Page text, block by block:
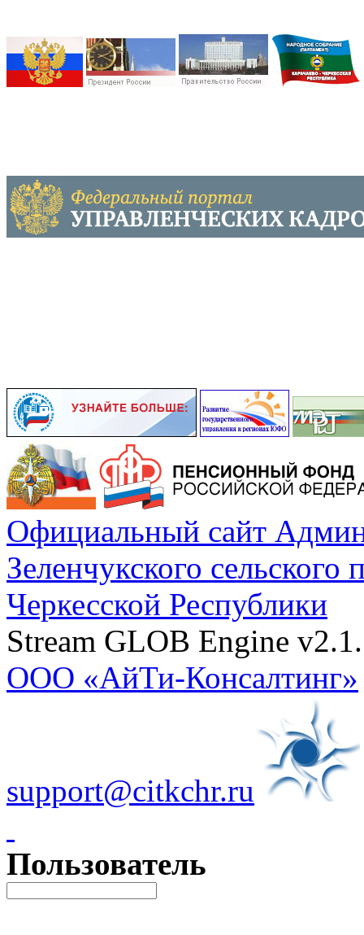
Официальный сайт
Зеленчукского сельского
Черкесской Республики
Stream GLOB Engine v2.1.
ООО «АйТи-Консалтинг»
support@citkchr.ru
Пользователь